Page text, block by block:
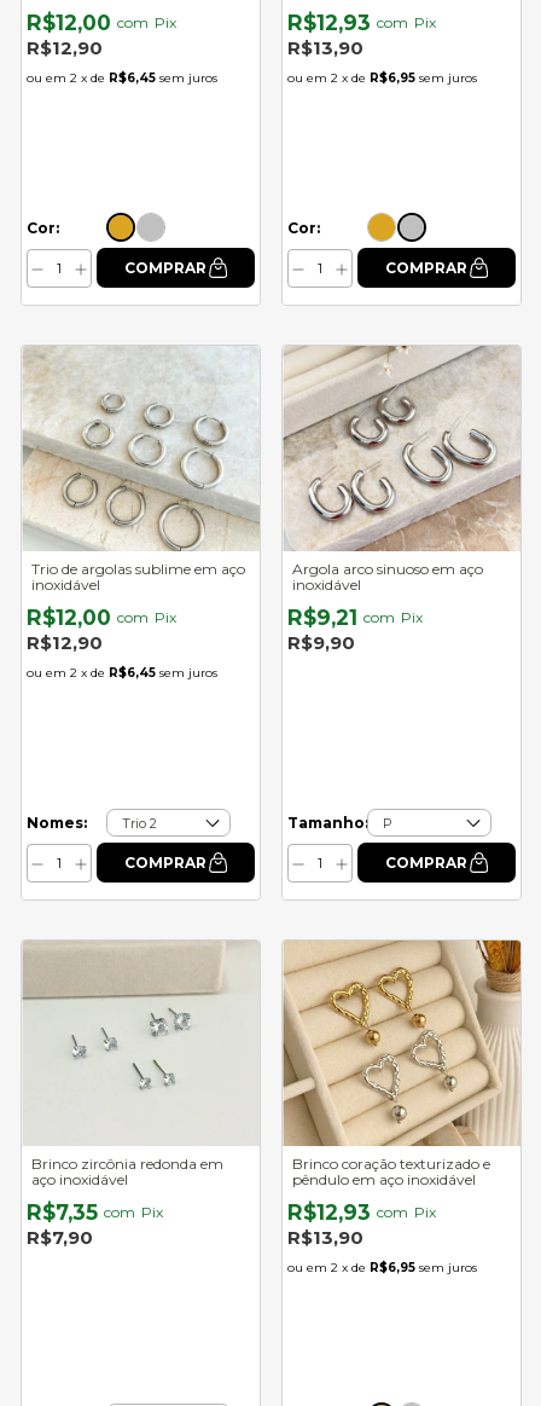
R$12,00 com Pix
R$12,90
2 x de R$6,45 sem juros
Cor:
R$12,93 com Pix
R$13,90
2 x de R$6,95 sem juros
Cor:
Trio de argolas sublime em aço
inoxidável
R$12,00 com Pix
R$12,90
2 x de R$6,45 sem juros
Nomes:
Argola arco sinuoso em aço
inoxidável
R$9,21 com Pix
R$9,90
Tamanho:
Brinco zircônia redonda em
aço inoxidável
R$7,35 com Pix
R$7,90
Brinco coração texturizado e
pêndulo em aço inoxidável
R$12,93 com Pix
R$13,90
2 x de R$6,95 sem juros